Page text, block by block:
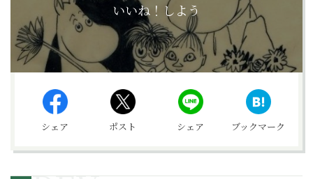
いいね！しよう
シェア ポスト シェア ブックマーク